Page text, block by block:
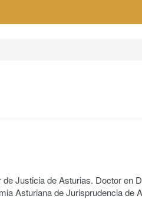
Justicia de Asturias. Doctor en
Asturiana de Jurisprudencia de